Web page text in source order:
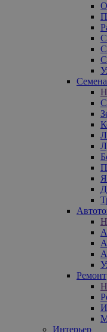
Семена
Ремонт
Интерьер